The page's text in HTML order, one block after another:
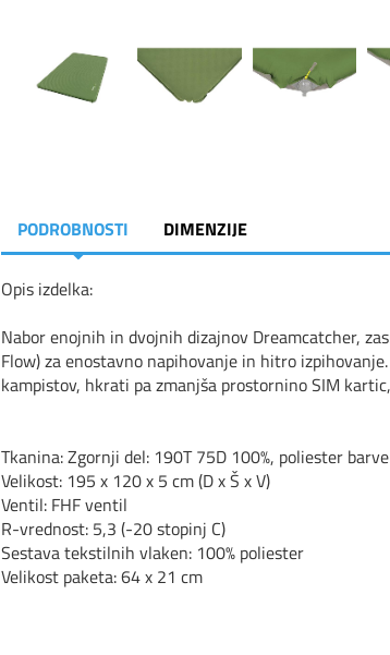
PODROBNOSTI DIMENZIJE
Opis izdelka:
Nabor enojnih in dvojnih dizajnov Dreamcatcher,
Flow) za enostavno napihovanje in hitro
kampistov, hkrati pa zmanjša prostornino SIM
Tkanina: Zgornji del: 190T 75D 100%, poliester
Velikost: 195 x 120 x 5 cm (D x Š x V)
Ventil: FHF ventil
R-vrednost: 5,3 (-20 stopinj C)
Sestava tekstilnih vlaken: 100% poliester
Velikost paketa: 64 x 21 cm